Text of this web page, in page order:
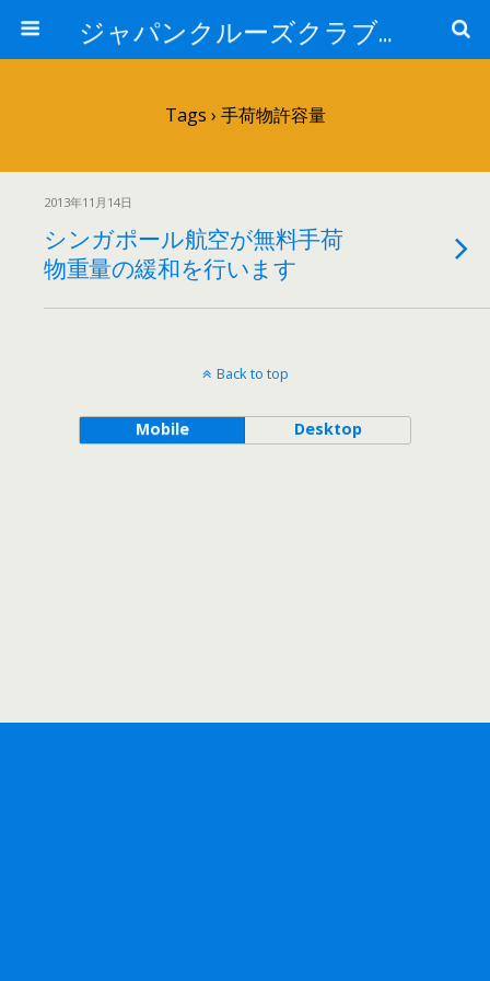
ジャパンクルーズクラブ トピック
Tags › 手荷物許容量
2013年11月14日
シンガポール航空が無料手荷
物重量の緩和を行います
Back to top
Mobile Desktop